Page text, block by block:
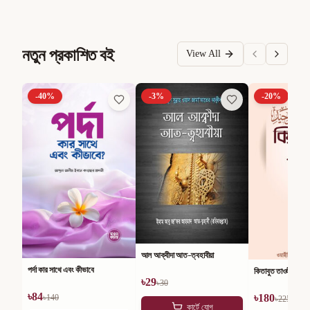
নতুন প্রকাশিত বই View All
-40%
পর্দা কার সাথে এবং কীভাবে
৳84৳140
-3%
আল আক্বীদা আত-ত্বহাবীয়া
৳29৳30
কার্টে যোগ
-20%
কিতাবুত তাওহীদ
৳180৳225